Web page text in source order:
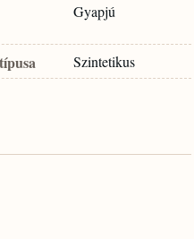
Gyapjú
Szintetikus